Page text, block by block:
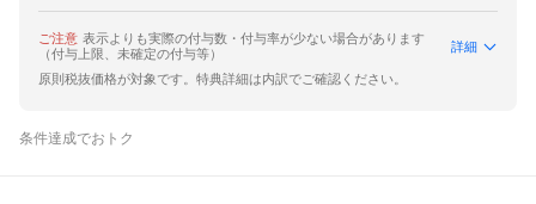
ご注意 表示よりも実際の付与数・付与率が少ない場合があります
（付与上限、未確定の付与等）
詳細
原則税抜価格が対象です。特典詳細は内訳でご確認ください。
条件達成でおトク